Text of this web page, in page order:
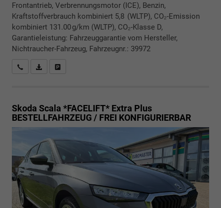
Frontantrieb, Verbrennungsmotor (ICE), Benzin,
Kraftstoffverbrauch kombiniert 5,8 (WLTP), CO₂-Emission
kombiniert 131.00 g/km (WLTP), CO₂-Klasse D,
Garantieleistung: Fahrzeuggarantie vom Hersteller,
Nichtraucher-Fahrzeug, Fahrzeugnr.: 39972
Rückrufbitte absenden
PDF-Datei, Fahrzeugexposé drucken
Skoda Scala *FACELIFT* Extra Plus
BESTELLFAHRZEUG / FREI KONFIGURIERBAR